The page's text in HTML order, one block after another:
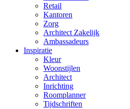
Retail
Kantoren
Zorg
Architect Zakelijk
Ambassadeurs
Inspiratie
Kleur
Woonstijlen
Architect
Inrichting
Roomplanner
Tijdschriften